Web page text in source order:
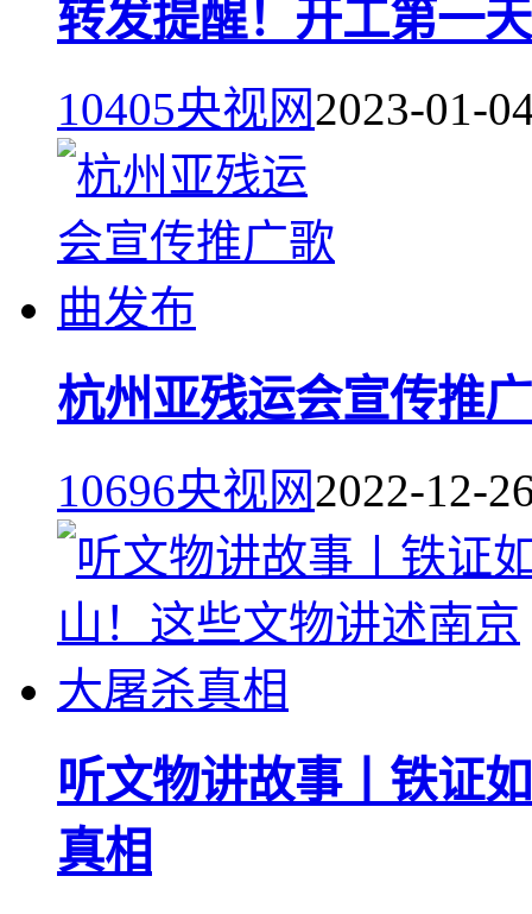
转发提醒！开工第一
10405央视网2023-01-
杭州亚残运会宣传推
10696央视网2022-12-
听文物讲故事丨铁证
真相